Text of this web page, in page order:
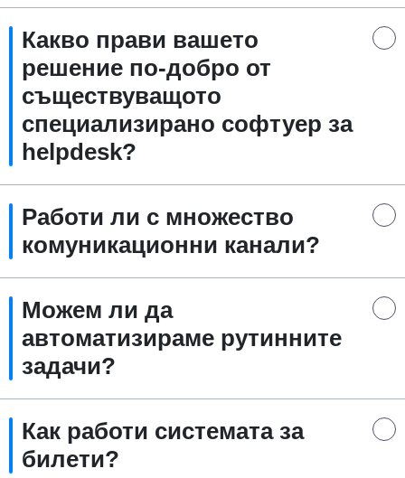
Какво прави вашето
решение по-добро от
съществуващото
специализирано софтуер за
helpdesk?
Работи ли с множество
комуникационни канали?
Можем ли да
автоматизираме рутинните
задачи?
Как работи системата за
билети?